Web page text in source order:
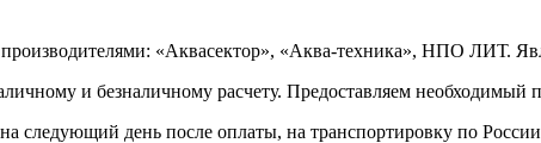
«Аквасектор», «Аква-техника», НПО ЛИТ.
и безналичному расчету. Предоставляем необходимый
следующий день после оплаты, на транспортировку по